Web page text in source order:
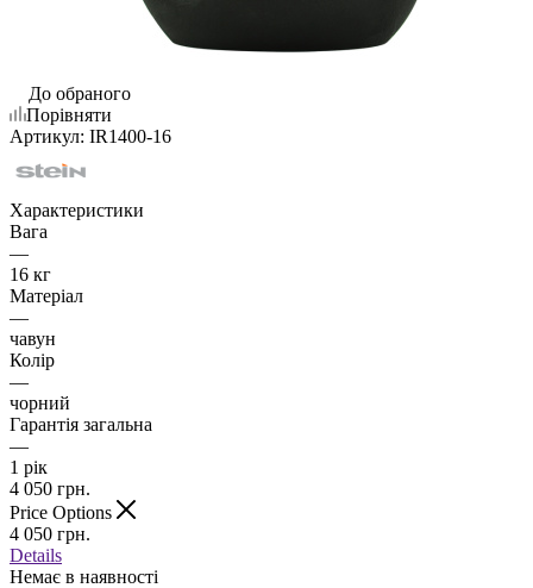
До обраного
Порівняти
Артикул: IR1400-16
Характеристики
Вага
—
16 кг
Матеріал
—
чавун
Колір
—
чорний
Гарантія загальна
—
1 рік
4 050 грн.
Price Options
4 050 грн.
Details
Немає в наявності